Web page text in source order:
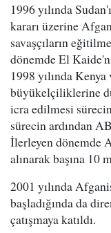
1996 yılında
kararı üzerine
savaşçıların
dönemde El
1998 yılında
büyükelçiliklerine
icra edilmesi
sürecin ardından
İlerleyen dönemde
alınarak başına 10
2001 yılında
başladığında da
çatışmaya katıldı.